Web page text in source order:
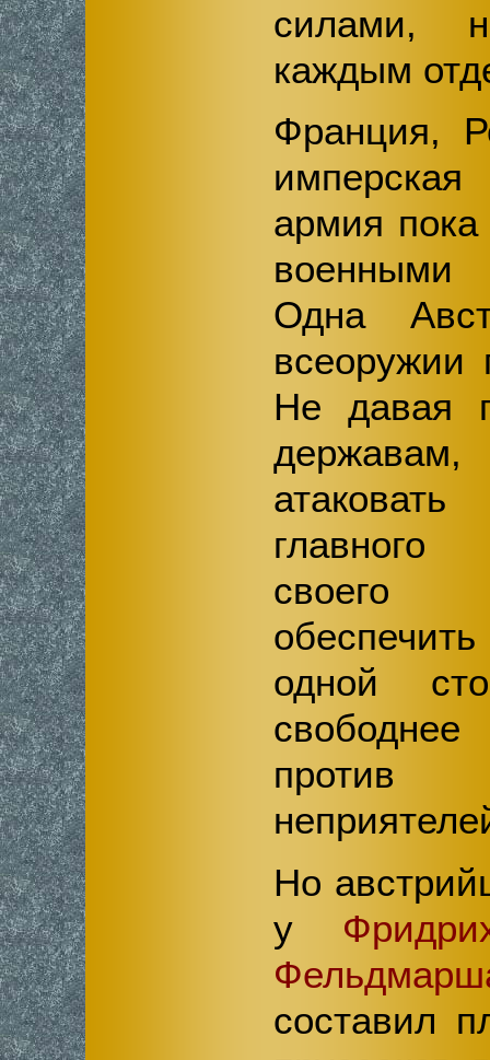
силами,
каждым
Франция,
армия
военными
Одна
всеоружии
Не давая
своего
одной
Но
у
составил